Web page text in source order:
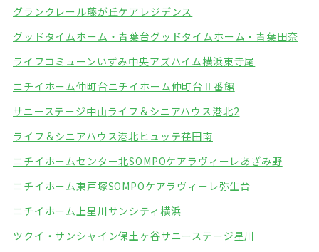
グランクレール藤が丘ケアレジデンス
グッドタイムホーム・青葉台グッドタイムホーム・青葉田奈
ライフコミューンいずみ中央アズハイム横浜東寺尾
ニチイホーム仲町台ニチイホーム仲町台Ⅱ番館
サニーステージ中山ライフ＆シニアハウス港北2
ライフ＆シニアハウス港北 ヒュッテ荏田南
ニチイホームセンター北SOMPOケアラヴィーレあざみ野
ニチイホーム東戸塚SOMPOケアラヴィーレ弥生台
ニチイホーム上星川 サンシティ横浜
ツクイ・サンシャイン保土ヶ谷サニーステージ星川